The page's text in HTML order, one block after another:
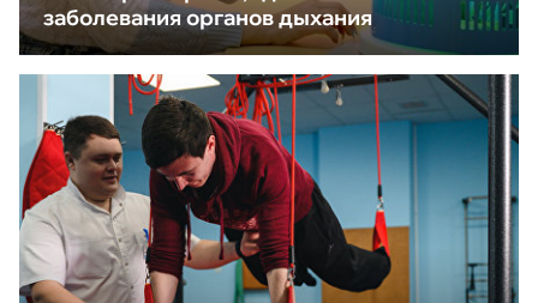
заболевания органов дыхания